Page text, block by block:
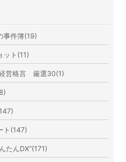
事件簿(19)
ット(11)
営格言 厳選30(1)
ト(147)
たんDX”(171)